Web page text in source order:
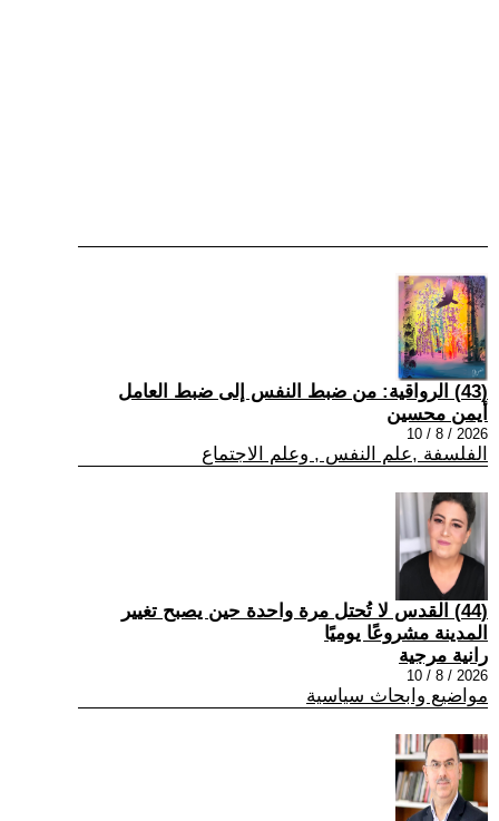
(43) الرواقية: من ضبط النفس إلى ضبط العامل
أيمن محسين
2026 / 8 / 10
الفلسفة ,علم النفس , وعلم الاجتماع
(44) القدس لا تُحتل مرة واحدة حين يصبح تغيير
المدينة مشروعًا يوميًا
رانية مرجية
2026 / 8 / 10
مواضيع وابحاث سياسية